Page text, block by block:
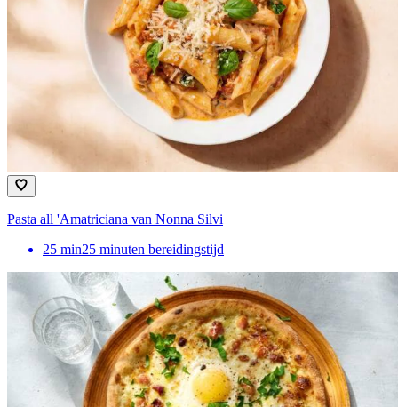
Pasta all 'Amatriciana van Nonna Silvi
25 min25 minuten bereidingstijd